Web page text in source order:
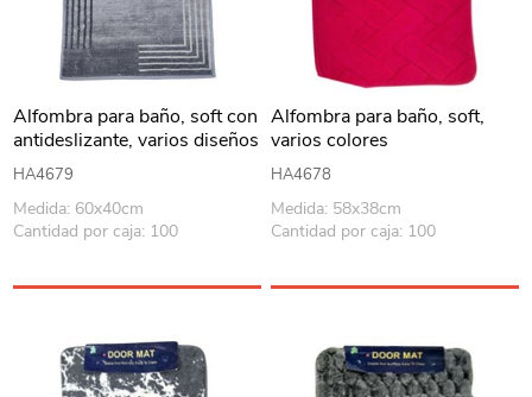
Alfombra para baño, soft con
antideslizante, varios diseños
HA4679
Medida: 60x40cm
Cantidad por caja: 100
Alfombra para baño, soft,
varios colores
HA4678
Medida: 58x38cm
Cantidad por caja: 100